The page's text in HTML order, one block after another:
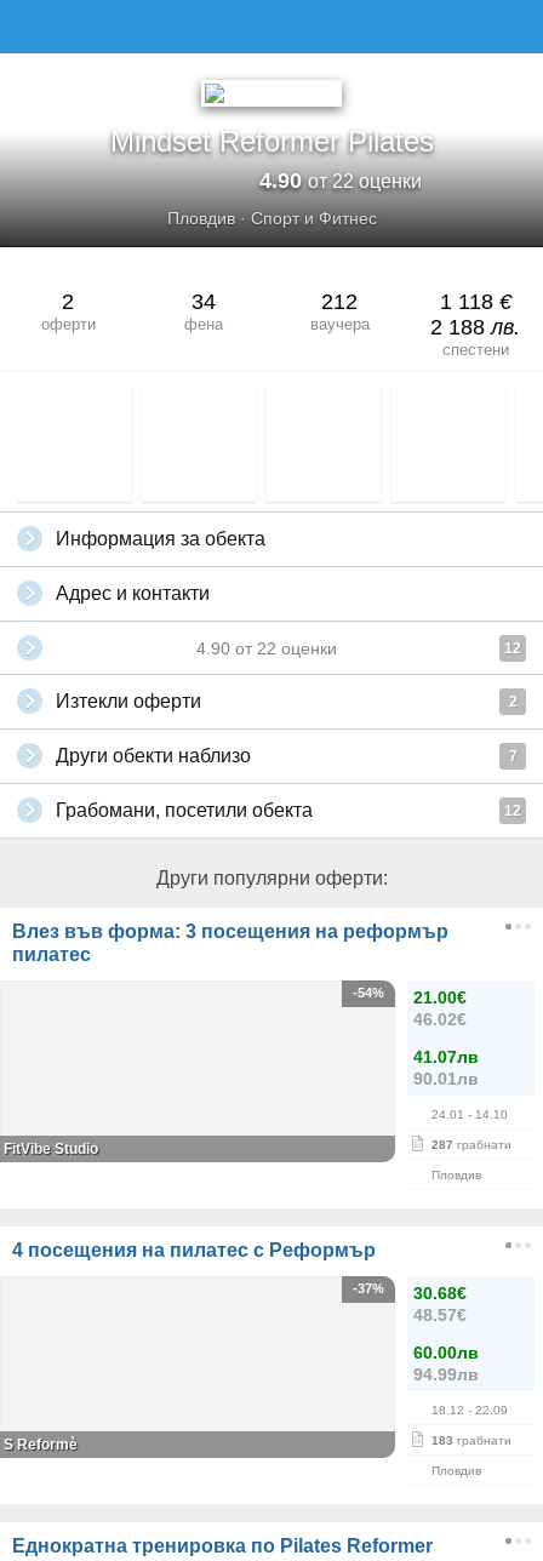
Mindset Reformer Pilates
4.90от 22 оценки
Пловдив· Спорт и Фитнес
2
оферти
34
фена
212
ваучера
1 118 €
2 188лв.
спестени
Информация за обекта
Адрес и контакти
4.90 от 22 оценки 12
Изтекли оферти 2
Други обекти наблизо 7
Грабомани, посетили обекта 12
Други популярни оферти:
Влез във форма: 3 посещения на реформър
пилатес
21.00€
46.02€
41.07лв
90.01лв
24.01 - 14.10
287 грабнати
Пловдив
-54%
FitVibe Studio
4 посещения на пилатес с Реформър
30.68€
48.57€
60.00лв
94.99лв
18.12 - 22.09
183 грабнати
Пловдив
-37%
S Reformè
Еднократна тренировка по Pilates Reformer